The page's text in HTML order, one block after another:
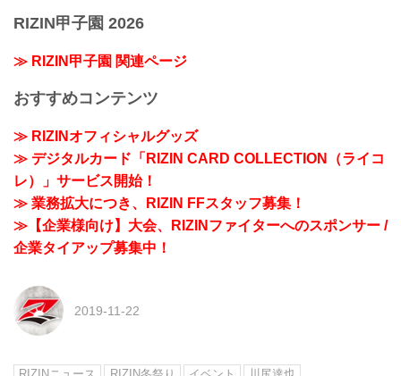
RIZIN甲子園 2026
≫ RIZIN甲子園 関連ページ
おすすめコンテンツ
≫ RIZINオフィシャルグッズ
≫ デジタルカード「RIZIN CARD COLLECTION（ライコ
レ）」サービス開始！
≫ 業務拡大につき、RIZIN FFスタッフ募集！
≫【企業様向け】大会、RIZINファイターへのスポンサー /
企業タイアップ募集中！
2019-11-22